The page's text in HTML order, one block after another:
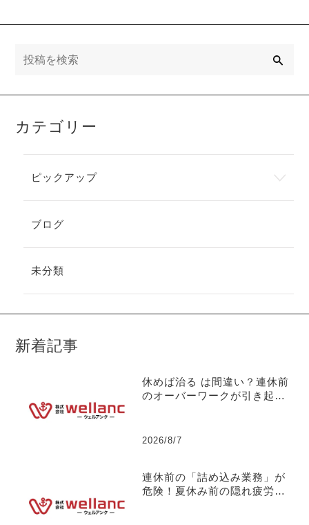
ム『Anclink』
『第三者』の
カテゴリー
ピックアップ
ブログ
未分類
新着記事
休めば治る は間違い？連休前
のオーバーワークが引き起こ
133
2026/8/7
連休前の「詰め込み業務」が
危険！夏休み前の隠れ疲労と